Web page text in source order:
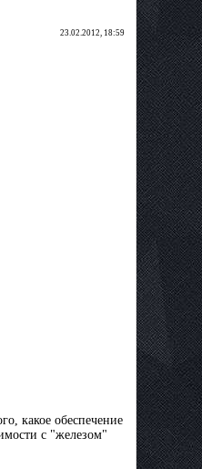
23.02.2012, 18:59
какое обеспечение
с "железом"